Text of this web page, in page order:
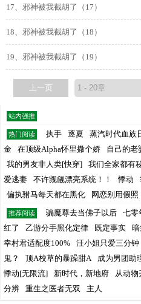
17、邪神被我截胡了（17）
18、邪神被我截胡了（18）
19、邪神被我截胡了（19）
上一页
站内强推
热门阅读 执手 逐夏 蒸汽时代血族
金
在顶级Alpha怀里撒个娇 自己的老
我的男友非人类[快穿]
我们全家都有
爱逃妻
不许觊觎漂亮系统！！ 悸动
偏执驸马每天都在黑化
网恋别用假照
推荐阅读 骗魔尊去当佛子以后 七零
红了
乙游分手黑化定律 既定事实
幸村君适配度100%
汪小姐只爱三分钟
鬼？
顶A校草的暴躁甜A 成为男团助
悸动[无限流]
新时代，新地府 从动物
分辨
重生之医者无双 主人